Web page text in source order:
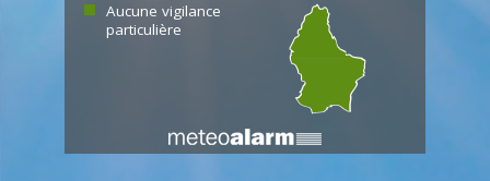
Aucune vigilance
particulière